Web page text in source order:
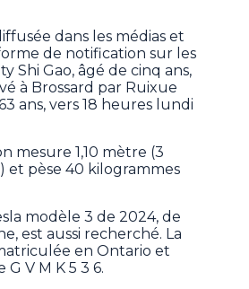
dans les médias et
de notification sur les
Shi Gao, âgé de cinq ans,
à Brossard par Ruixue
ans, vers 18 heures lundi
mesure 1,10 mètre (3
et pèse 40 kilogrammes
modèle 3 de 2024, de
est aussi recherché. La
en Ontario et
V M K 5 3 6.